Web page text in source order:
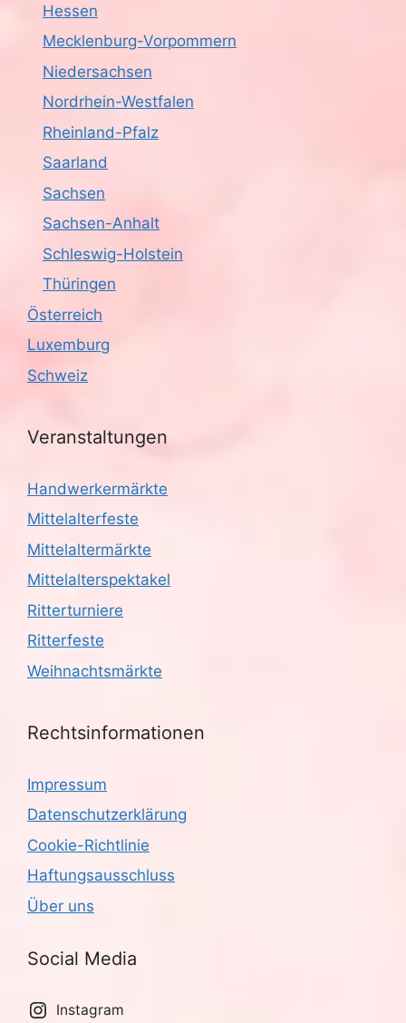
Hessen
Mecklenburg-Vorpommern
Niedersachsen
Nordrhein-Westfalen
Rheinland-Pfalz
Saarland
Sachsen
Sachsen-Anhalt
Schleswig-Holstein
Thüringen
Österreich
Luxemburg
Schweiz
Veranstaltungen
Handwerkermärkte
Mittelalterfeste
Mittelaltermärkte
Mittelalterspektakel
Ritterturniere
Ritterfeste
Weihnachtsmärkte
Rechtsinformationen
Impressum
Datenschutzerklärung
Cookie-Richtlinie
Haftungsausschluss
Über uns
Social Media
Instagram